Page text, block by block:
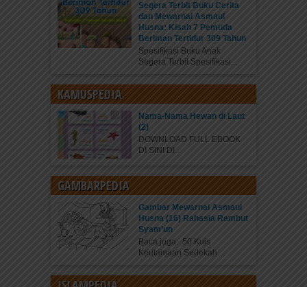
Segera Terbit Buku Cerita
dan Mewarnai Asmaul
Husna: Kisah 7 Pemuda
Beriman Tertidur 309 Tahun
Spesifikasi Buku Anak
Segera Terbit Spesifikasi...
KAMUSPEDIA
Nama-Nama Hewan di Laut
(2)
DOWNLOAD FULL EBOOK
DI SINI DI...
GAMBARPEDIA
Gambar Mewarnai Asmaul
Husna (16) Rahasia Rambut
Syam’un
Baca juga: 50 Kuis
Keutamaan Sedekah:...